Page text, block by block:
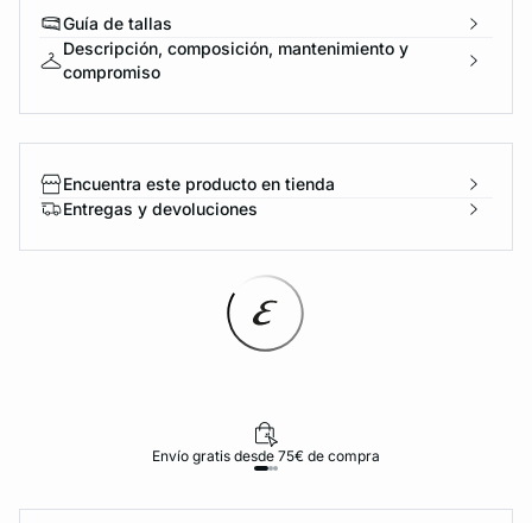
Guía de tallas
Descripción, composición, mantenimiento y
compromiso
Encuentra este producto en tienda
Entregas y devoluciones
Envío gratis desde 75€ de compra